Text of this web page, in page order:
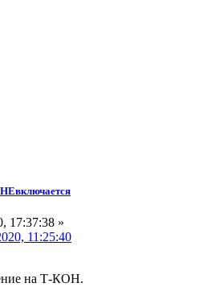
17:37:38 »
11:25:40
на Т-КОН.